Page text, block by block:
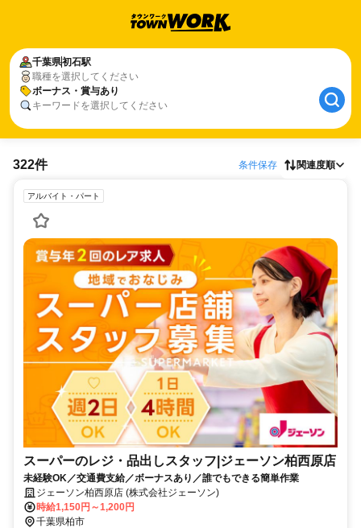
千葉県初石駅
職種を選択してください
ボーナス・賞与あり
キーワードを選択してください
322件 条件保存 関連度順
アルバイト・パート
スーパーのレジ・品出しスタッフ|ジェーソン柏西原店
未経験OK／交通費支給／ボーナスあり／誰でもできる簡単作業
ジェーソン柏西原店 (株式会社ジェーソン)
時給1,150円～1,200円
千葉県柏市